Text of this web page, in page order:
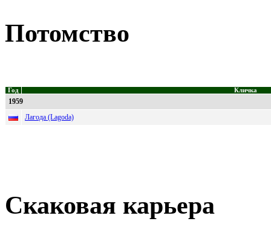
Потомство
Год Кличка
1959
Лагода (Lagoda)
Скаковая карьера